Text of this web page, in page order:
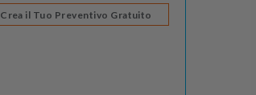
Crea il Tuo Preventivo Gratuito